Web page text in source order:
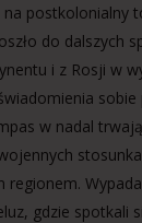
postkolonialny
do dalszych
i z Rosji w
w nadal
regionem.
gdzie